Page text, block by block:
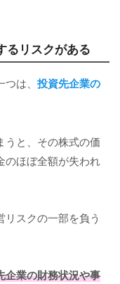
るリスクがある
は、 投資先企業の
うと、その株式の価
のほぼ全額が失われ
スクの一部を負う
企業の財務状況や事